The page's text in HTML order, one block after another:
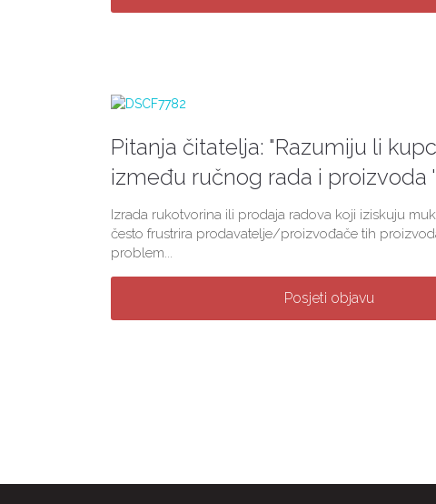
Pitanja čitatelja: "Razumiju li
između ručnog rada i proizvoda
Izrada rukotvorina ili prodaja radova koji iziskuju
često frustrira prodavatelje/proizvođače tih
problem...
Posjeti objavu